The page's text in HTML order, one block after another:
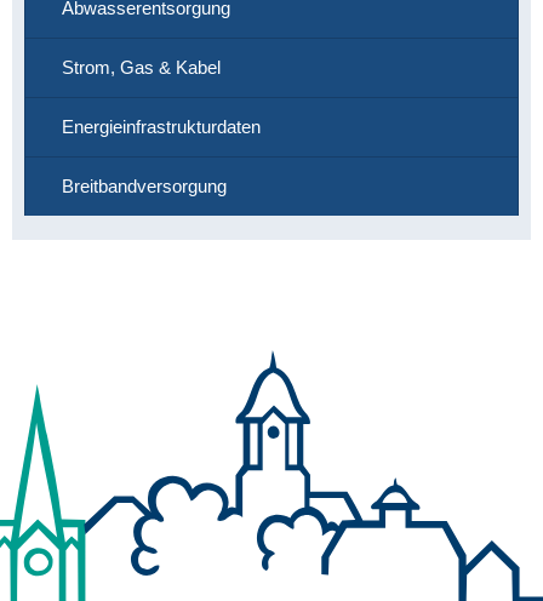
Abwasserentsorgung
Strom, Gas & Kabel
Energieinfrastrukturdaten
Breitbandversorgung